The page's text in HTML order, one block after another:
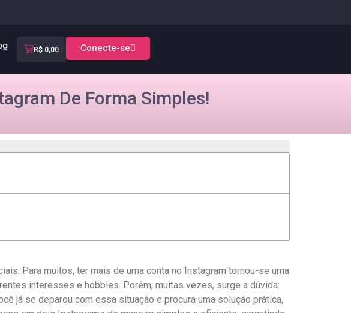
R$0,00 Conecte-se
De Forma Simples!
Para muitos, ter mais de ‍uma conta no Instagram tornou-se uma
interesses⁢ e hobbies. Porém, muitas vezes, surge a dúvida:
já⁤ se deparou com essa situação⁢ e procura uma solução prática,